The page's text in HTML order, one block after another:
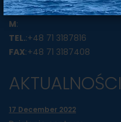
M:
M:
TEL.:+48 71 3187816
FAX:+48 71 3187408
AKTUALNOŚCI
17 December 2022